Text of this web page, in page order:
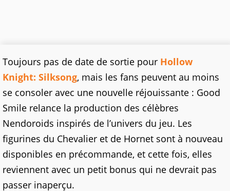
Toujours pas de date de sortie pour Hollow
Knight: Silksong, mais les fans peuvent au moins
se consoler avec une nouvelle réjouissante : Good
Smile relance la production des célèbres
Nendoroids inspirés de l’univers du jeu. Les
figurines du Chevalier et de Hornet sont à nouveau
disponibles en précommande, et cette fois, elles
reviennent avec un petit bonus qui ne devrait pas
passer inaperçu.